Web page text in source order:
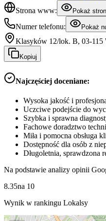
Strona www:
Pokaż
Numer telefonu: Pokaż
Klasyków 12/lok. B, 03-115
Kopiuj
Najczęściej doceniane:
Wysoka jakość i
Uczciwe podejście do
Szybka i sprawna
Fachowe doradztwo
Miła i pomocna obsługa
Dostępność dla osób z
Długoletnia, sprawdzona
Na podstawie analizy opinii
8.35na 10
Wynik w rankingu Lokalsy